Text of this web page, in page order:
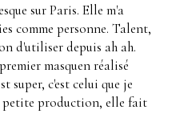
sur Paris. Elle m'a
comme personne. Talent,
d'utiliser depuis ah ah.
masquen réalisé
super, c'est celui que je
petite production, elle fait